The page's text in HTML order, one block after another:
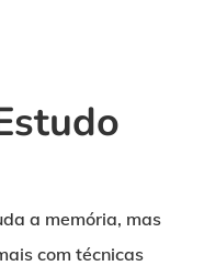
a memória, mas
com técnicas